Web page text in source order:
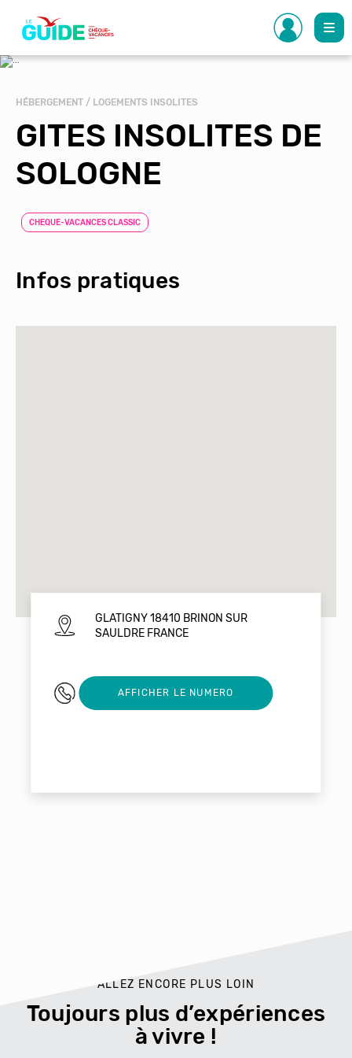
contenu
principal
HÉBERGEMENT / LOGEMENTS INSOLITES
GITES INSOLITES DE
SOLOGNE
CHEQUE-VACANCES CLASSIC
Infos pratiques
GLATIGNY 18410 BRINON SUR
SAULDRE FRANCE
+33676392404
AFFICHER LE NUMERO
ALLEZ ENCORE PLUS LOIN
Toujours plus d’expériences
à vivre !